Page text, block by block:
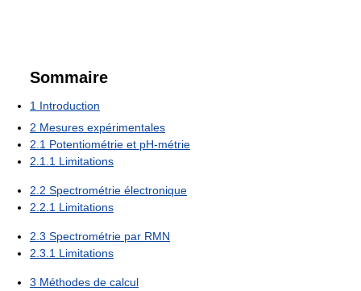
Sommaire
1 Introduction
2 Mesures expérimentales
2.1 Potentiométrie et pH-métrie
2.1.1 Limitations
2.2 Spectrométrie électronique
2.2.1 Limitations
2.3 Spectrométrie par RMN
2.3.1 Limitations
3 Méthodes de calcul